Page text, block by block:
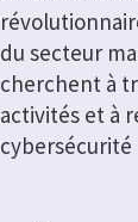
du secteur
cherchent à
activités et à
cybersécurité